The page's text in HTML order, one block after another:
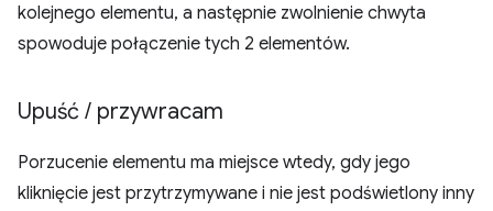
kolejnego elementu, a następnie zwolnienie chwyta
spowoduje połączenie tych 2 elementów.
Upuść / przywracam
Porzucenie elementu ma miejsce wtedy, gdy jego
kliknięcie jest przytrzymywane i nie jest podświetlony inny